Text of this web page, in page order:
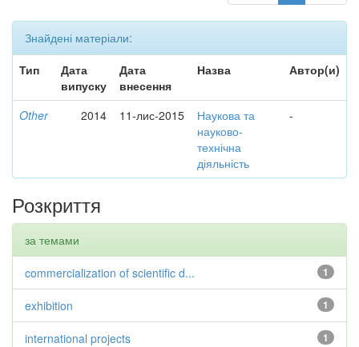
Знайдені матеріали:
Тип
Дата
випуску
Дата
внесення
Назва Автор(и)
Other 2014 11-лис-2015
Наукова та
науково-
технічна
діяльність
-
Розкриття
за темами
1
commercialization of scientific d...
1
exhibition
1
international projects